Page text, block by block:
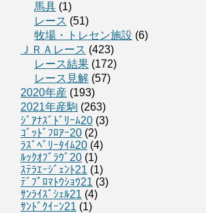
馬具 (1)
レース (51)
牧場・トレセン施設 (6)
ＪＲＡレース (423)
レース結果 (172)
レース見解 (57)
2020年産 (193)
2021年産駒 (263)
ｼﾞｱﾅｽﾞﾄﾞﾘｰﾑ20 (3)
ｺﾞｯﾄﾞﾌﾛｱｰ20 (2)
ﾗｽﾞﾍﾞﾘｰﾀｲﾑ20 (4)
ﾙｯｸｵﾌﾞﾗｳﾞ20 (1)
ｽﾃﾗｴｰｼﾞｪﾝﾄ21 (1)
ﾃﾞﾌﾟﾛﾏﾄｳｼｮｳ21 (3)
ｻﾝﾗｲｽﾞｼｪﾙ21 (4)
ｻﾝﾄﾞｸｲｰﾝ21 (1)